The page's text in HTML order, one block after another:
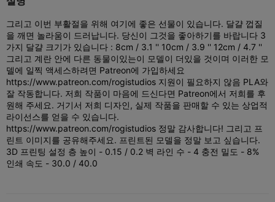
그리고 이번 부활절을 위해 여기에 좋은 선물이 있습니다. 달걀 껍질
을 깨면 놀라움이 드러납니다. 당신이 그것을 좋아하기를 바랍니다 3
가지 달걀 크기가 있습니다 : 8cm / 3.1 '' 10cm / 3.9 '' 12cm / 4.7 ''
그리고 계란 안에 다른 동물이있는이 모델이 더있을 것이며 이러한 모
델에 일찍 액세스하려면 Patreon에 가입하세요
https://www.patreon.com/rogistudios 지원이 필요하지 않음 PLA와
잘 작동합니다. 저희 작품이 마음에 드신다면 Patreon에서 저희를 후
원해 주세요. 거기서 저희 디자인, 실제 작품을 판매할 수 있는 상업적
라이선스를 얻을 수 있습니다.
https://www.patreon.com/rogistudios 정말 감사합니다! 그리고 프
린트 이미지를 공유해주세요. 프린트된 모델을 정말 보고 싶습니다.
3D 프린팅 설정 층 높이 - 0.15 / 0.2 벽 라인 수 - 4 충전 밀도 - 8%
인쇄 속도 - 30.0 / 40.0